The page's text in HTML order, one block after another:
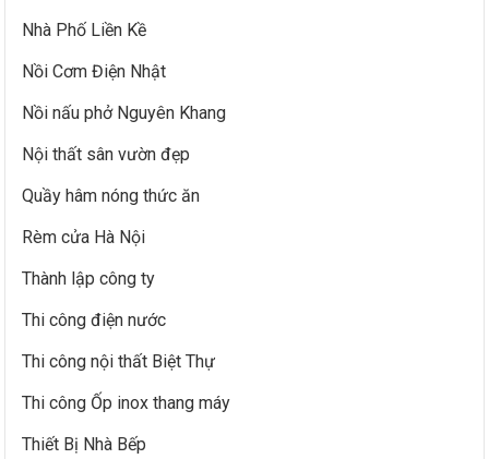
Nhà Phố Liền Kề
Nồi Cơm Điện Nhật
Nồi nấu phở Nguyên Khang
Nội thất sân vườn đẹp
Quầy hâm nóng thức ăn
Rèm cửa Hà Nội
Thành lập công ty
Thi công điện nước
Thi công nội thất Biệt Thự
Thi công Ốp inox thang máy
Thiết Bị Nhà Bếp